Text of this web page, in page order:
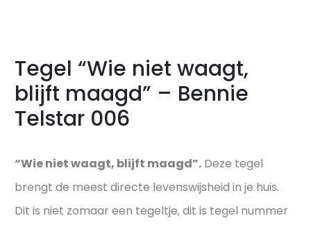
Tegel “Wie niet waagt,
blijft maagd” – Bennie
Telstar 006
“Wie niet waagt, blijft maagd”. Deze tegel
brengt de meest directe levenswijsheid in je huis.
Dit is niet zomaar een tegeltje, dit is tegel nummer